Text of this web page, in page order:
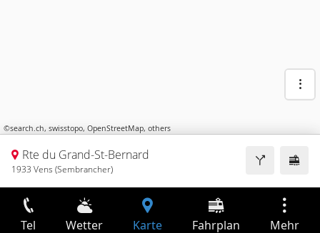
©search.ch, swisstopo, OpenStreetMap, others
Rte du Grand-St-Bernard
1933 Vens (Sembrancher)
Tel Wetter Karte Fahrplan Mehr